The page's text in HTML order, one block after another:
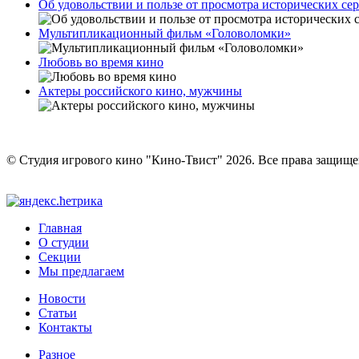
Об удовольствии и пользе от просмотра исторических
Мультипликационный фильм «Головоломки»
Любовь во время кино
Актеры российского кино, мужчины
© Студия игрового кино "Кино-Твист" 2026. Все права
Главная
О студии
Секции
Мы предлагаем
Новости
Статьи
Контакты
Разное